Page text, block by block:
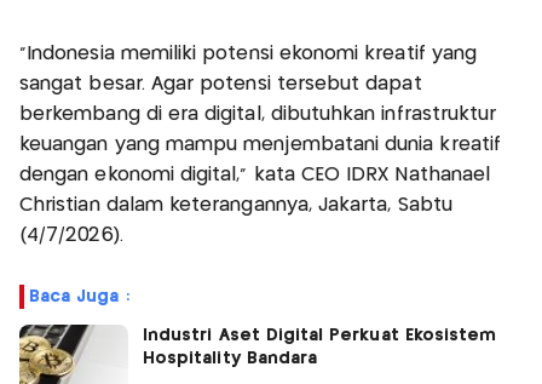
"Indonesia memiliki potensi ekonomi kreatif yang
sangat besar. Agar potensi tersebut dapat
berkembang di era digital, dibutuhkan infrastruktur
keuangan yang mampu menjembatani dunia kreatif
dengan ekonomi digital," kata CEO IDRX Nathanael
Christian dalam keterangannya, Jakarta, Sabtu
(4/7/2026).
Baca Juga :
Industri Aset Digital Perkuat Ekosistem
Hospitality Bandara